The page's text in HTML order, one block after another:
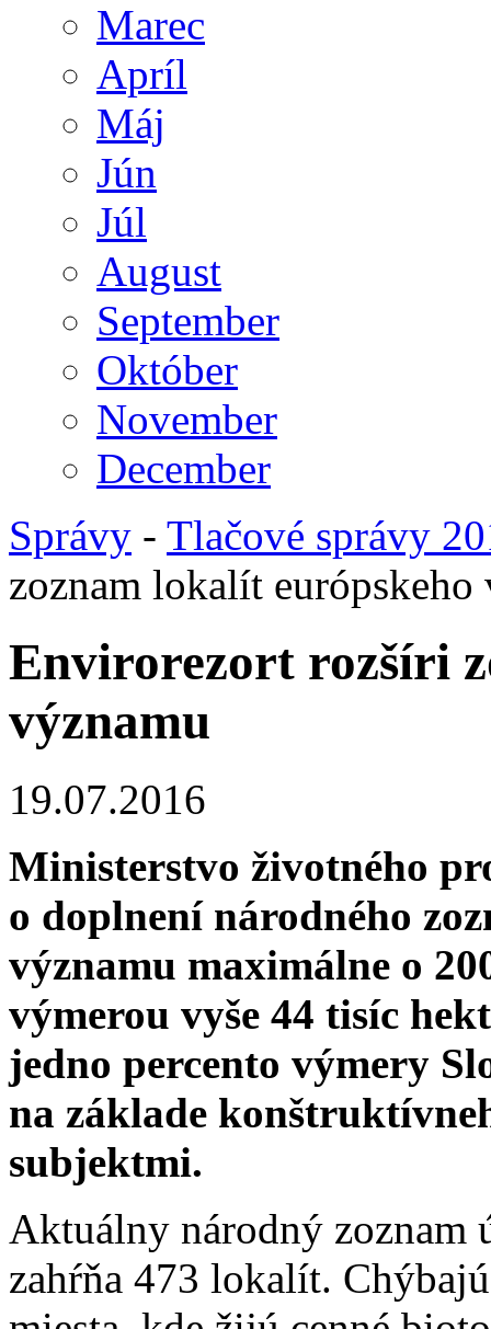
Marec
Apríl
Máj
Jún
Júl
August
September
Október
November
December
Správy - Tlačové správy
zoznam lokalít európskeho
Envirorezort rozšíri
významu
19.07.2016
Ministerstvo životného
o doplnení národného
významu maximálne o
výmerou vyše 44 tisíc
jedno percento výmery
na základe
subjektmi.
Aktuálny národný zoznam
zahŕňa 473 lokalít.